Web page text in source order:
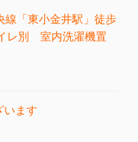
「東小金井駅」徒歩
レ別 室内洗濯機置
います